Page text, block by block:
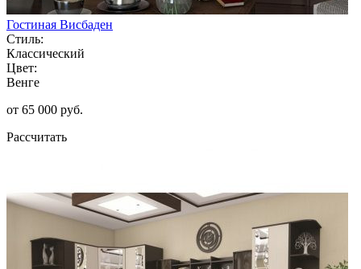
Гостиная Висбаден
Стиль:
Классический
Цвет:
Венге
от 65 000 руб.
Рассчитать